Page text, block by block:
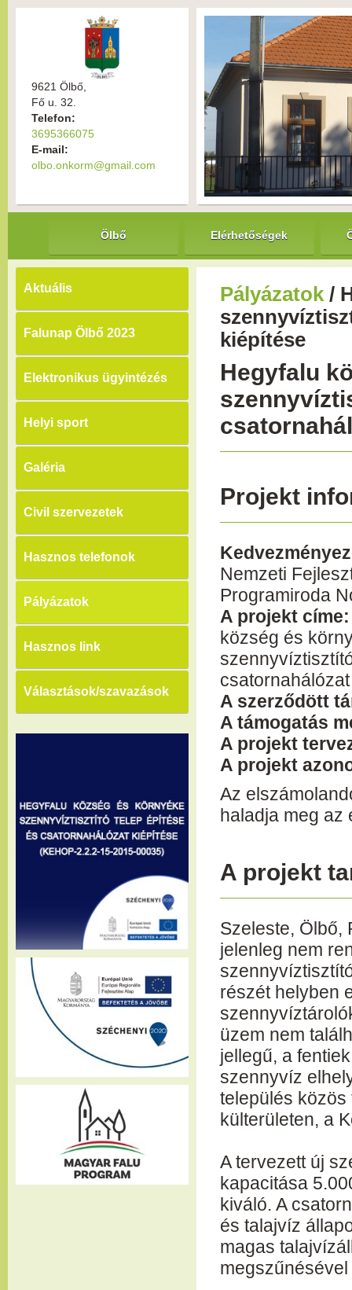
9621 Ölbő,
Fő u. 32.
Telefon:
3695366075
E-mail:
olbo.onkorm@gmail.com
Ölbő Elérhetőségek
Aktuális
Falunap Ölbő 2023
Elektronikus ügyintézés
Helyi sport
Galéria
Civil szervezetek
Hasznos telefonok
Pályázatok
Hasznos link
Választások/szavazások
Pályázatok /
kiépítése
Hegyfalu
Projekt
Nemzeti
Programiroda
A projekt
község és
A szerződött
A támogatás
A projekt
A projekt
Az
haladja meg az
A projekt
Szeleste, Ölbő,
jelenleg nem
részét helyben
üzem nem
jellegű, a
szennyvíz
település közös
külterületen, a
A tervezett új
kapacitása
kiváló. A
és talajvíz
magas